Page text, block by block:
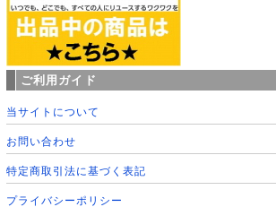
ご利用ガイド
当サイトについて
お問い合わせ
特定商取引法に基づく表記
プライバシーポリシー